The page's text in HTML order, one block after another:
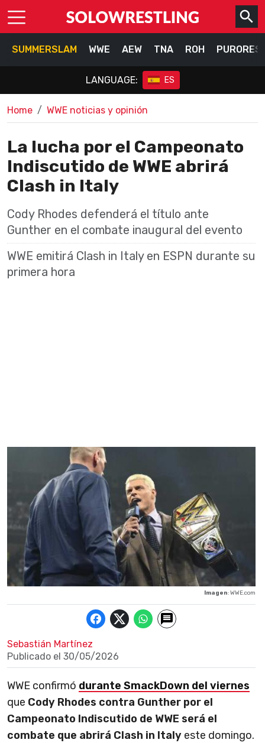
SUMMERSLAM WWE AEW TNA ROH
LANGUAGE: ES
Home WWE noticias y opinión
La lucha por el Campeonato
Indiscutido de WWE abrirá
Clash in Italy
Cody Rhodes defenderá el título ante
Gunther en el combate inaugural del evento
WWE emitirá Clash in Italy en ESPN durante su
primera hora
Imagen: WWE.com
Sebastián Martínez
Publicado el 30/05/2026
WWE confirmó durante SmackDown del viernes
que Cody Rhodes contra Gunther por el
Campeonato Indiscutido de WWE será el
combate que abrirá Clash in Italy este domingo.